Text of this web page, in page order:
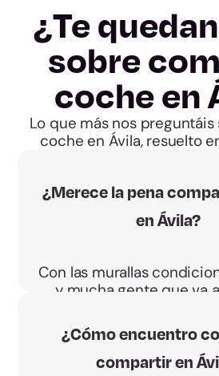
¿Te
sobre
coche en
Lo que más nos
coche en Ávila, resuelto
¿Merece la pena
en Ávila?
Con las murallas
y mucha gente que va
Compartir coche lo
Energético te paga
pasajero.
¿Cómo encuentro
compartir en